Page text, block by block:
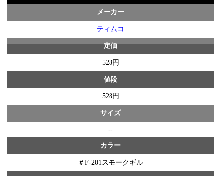
メーカー
ティムコ
定価
528円
値段
528円
サイズ
--
カラー
＃F-201スモークギル